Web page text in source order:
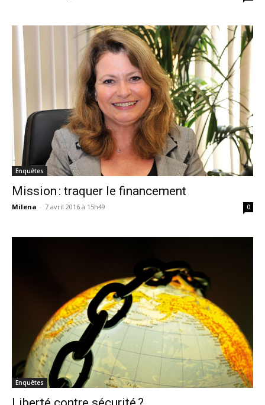
Enquêtes
Mission : traquer le financement
Milena - 7 avril 2016 à 15h49 0
Enquêtes